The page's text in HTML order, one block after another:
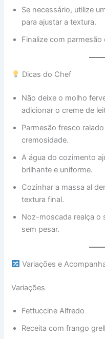
Se necessário, utilize
para ajustar a textura.
Finalize com parmesão
Dicas do Chef
Não deixe o molho
adicionar o creme de
Parmesão fresco
cremosidade.
A água do cozimento
brilhante e uniforme.
Cozinhar a massa al
textura final.
Noz-moscada realça o
sem pesar.
Variações e
Variações
Fettuccine Alfredo
Receita com frango